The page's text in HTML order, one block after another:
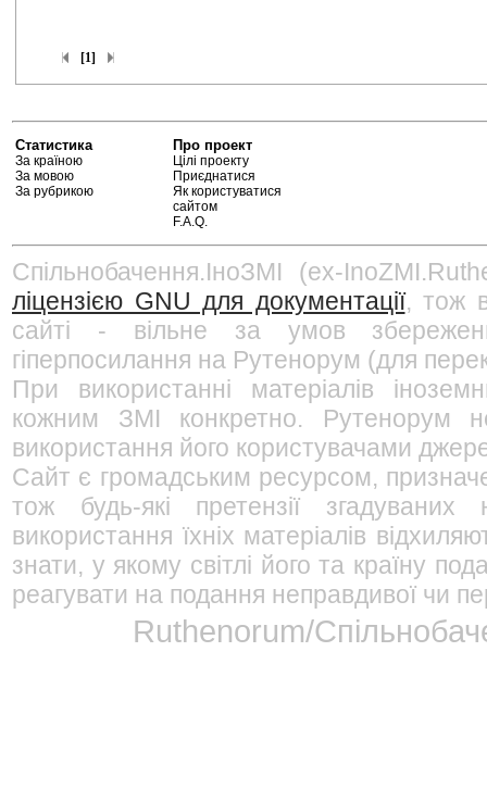
[1]
Статистика
За країною
За мовою
За рубрикою
Про проект
Цілі проекту
Приєднатися
Як користуватися
сайтом
F.A.Q.
Спільнобачення.ІноЗМІ (ex-
ліцензією GNU для документації, тож
сайті - вільне за умов
гіперпосилання на Рутенорум (для
При використанні матеріалів
кожним ЗМІ конкретно. Рутенорум
використання його користувачами
Сайт є громадським ресурсом,
тож будь-які претензії
використання їхніх матеріалів
знати, у якому світлі його та країну
реагувати на подання неправдивої чи
Ruthenorum/